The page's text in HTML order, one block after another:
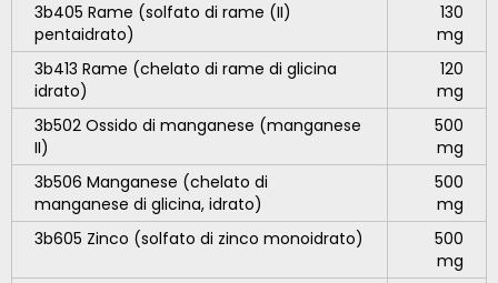
3b405 Rame (solfato di rame (II)
pentaidrato)
130
mg
3b413 Rame (chelato di rame di glicina
idrato)
120
mg
3b502 Ossido di manganese (manganese
II)
500
mg
3b506 Manganese (chelato di
manganese di glicina, idrato)
500
mg
3b605 Zinco (solfato di zinco monoidrato)
500
mg